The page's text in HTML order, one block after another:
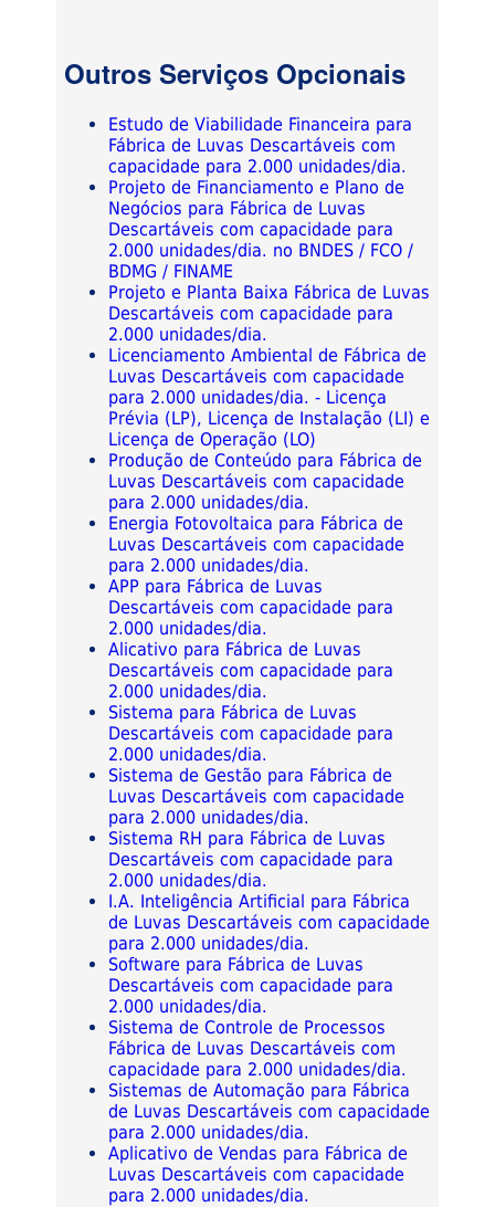
Outros Serviços Opcionais
Estudo de Viabilidade Financeira para
Fábrica de Luvas Descartáveis com
capacidade para 2.000 unidades/dia.
Projeto de Financiamento e Plano de
Negócios para Fábrica de Luvas
Descartáveis com capacidade para
2.000 unidades/dia. no BNDES / FCO /
BDMG / FINAME
Projeto e Planta Baixa Fábrica de Luvas
Descartáveis com capacidade para
2.000 unidades/dia.
Licenciamento Ambiental de Fábrica de
Luvas Descartáveis com capacidade
para 2.000 unidades/dia. - Licença
Prévia (LP), Licença de Instalação (LI) e
Licença de Operação (LO)
Produção de Conteúdo para Fábrica de
Luvas Descartáveis com capacidade
para 2.000 unidades/dia.
Energia Fotovoltaica para Fábrica de
Luvas Descartáveis com capacidade
para 2.000 unidades/dia.
APP para Fábrica de Luvas
Descartáveis com capacidade para
2.000 unidades/dia.
Alicativo para Fábrica de Luvas
Descartáveis com capacidade para
2.000 unidades/dia.
Sistema para Fábrica de Luvas
Descartáveis com capacidade para
2.000 unidades/dia.
Sistema de Gestão para Fábrica de
Luvas Descartáveis com capacidade
para 2.000 unidades/dia.
Sistema RH para Fábrica de Luvas
Descartáveis com capacidade para
2.000 unidades/dia.
I.A. Inteligência Artificial para Fábrica
de Luvas Descartáveis com capacidade
para 2.000 unidades/dia.
Software para Fábrica de Luvas
Descartáveis com capacidade para
2.000 unidades/dia.
Sistema de Controle de Processos
Fábrica de Luvas Descartáveis com
capacidade para 2.000 unidades/dia.
Sistemas de Automação para Fábrica
de Luvas Descartáveis com capacidade
para 2.000 unidades/dia.
Aplicativo de Vendas para Fábrica de
Luvas Descartáveis com capacidade
para 2.000 unidades/dia.